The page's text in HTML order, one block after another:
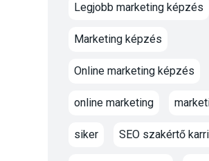
Legjobb marketing képzés
Marketing képzés
Online marketing képzés
online marketing
siker SEO szakértő